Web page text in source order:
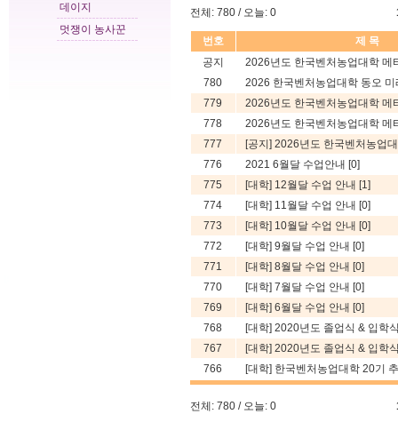
데이지
멋쟁이 농사꾼
전체: 780 / 오늘: 0
번호
제 목
공지
2026년도 한국벤처농업대학 메
780
2026 한국벤처농업대학 동오
779
2026년도 한국벤처농업대학 메
778
2026년도 한국벤처농업대학 메
777
[공지] 2026년도 한국벤처농업
776
2021 6월달 수업안내 [0]
775
[대학] 12월달 수업 안내 [1]
774
[대학] 11월달 수업 안내 [0]
773
[대학] 10월달 수업 안내 [0]
772
[대학] 9월달 수업 안내 [0]
771
[대학] 8월달 수업 안내 [0]
770
[대학] 7월달 수업 안내 [0]
769
[대학] 6월달 수업 안내 [0]
768
[대학] 2020년도 졸업식 & 입학
767
[대학] 2020년도 졸업식 & 입학
766
[대학] 한국벤처농업대학 20기
전체: 780 / 오늘: 0